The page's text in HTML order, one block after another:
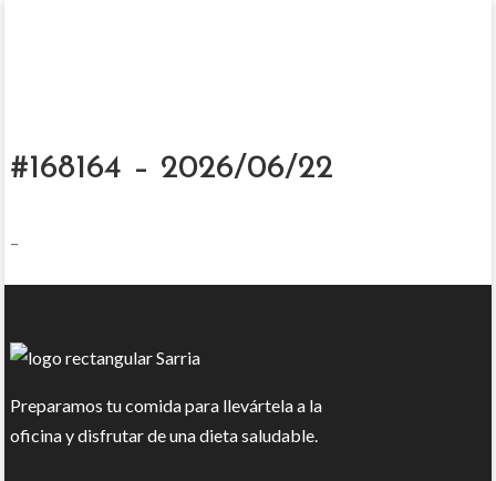
#168164 – 2026/06/22
–
Preparamos tu comida para llevártela a la
oficina y disfrutar de una dieta saludable.